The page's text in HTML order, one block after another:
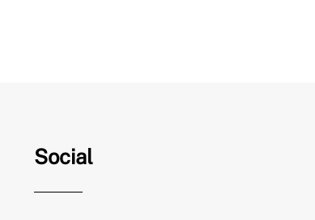
Social